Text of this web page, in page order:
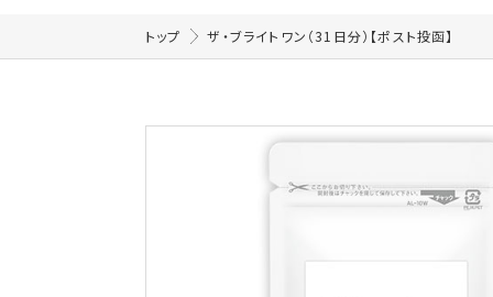
トップ ザ・ブライトワン（31日分）【ポスト投函】